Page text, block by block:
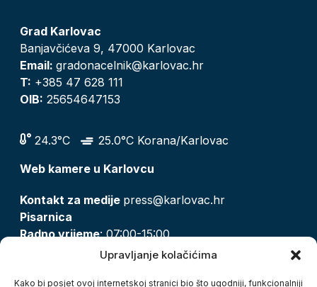
Upravljanje kolačićima
Kako bi posjet ovoj internetskoj stranici bio što ugodniji, funkcionalniji
Grad Karlovac
Banjavčićeva 9, 47000 Karlovac
Email: gradonacelnik@karlovac.hr
T: +385 47 628 111
OIB: 25654647153
24.3°C
25.0°C Korana/Karlovac
Web kamere u Karlovcu
Kontakt za medije press@karlovac.hr
Pisarnica
Radno vrijeme: 07:00-15:00
pisarnica@karlovac.hr